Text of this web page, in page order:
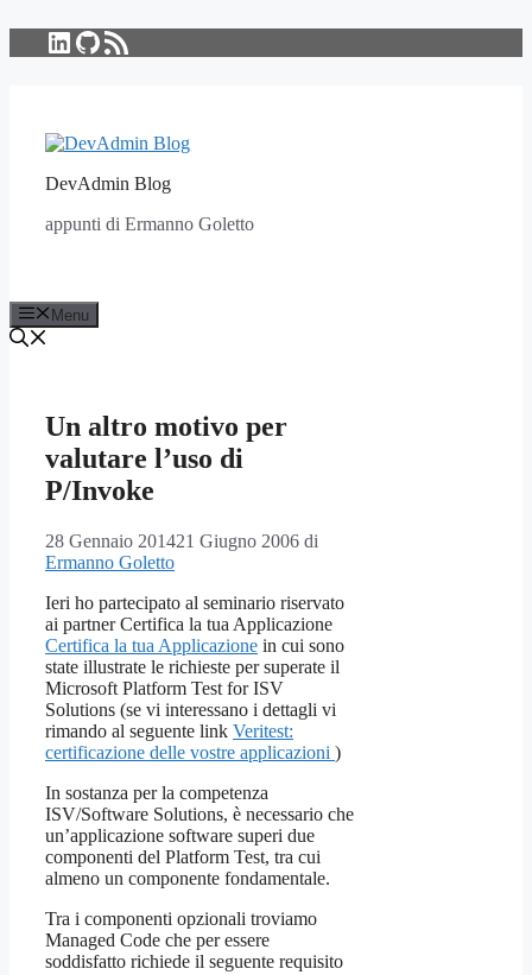
al
LinkedIn
GitHub
Feed RSS
DevAdmin Blog
appunti di Ermanno Goletto
Menu
Un altro motivo per
valutare l’uso di
P/Invoke
28 Gennaio 201421 Giugno 2006 di
Ermanno Goletto
Ieri ho partecipato al seminario riservato
ai partner Certifica la tua Applicazione
Certifica la tua Applicazione in cui sono
state illustrate le richieste per superate il
Microsoft Platform Test for ISV
Solutions (se vi interessano i dettagli vi
rimando al seguente link Veritest:
certificazione delle vostre applicazioni )
In sostanza per la competenza
ISV/Software Solutions, è necessario che
un’applicazione software superi due
componenti del Platform Test, tra cui
almeno un componente fondamentale.
Tra i componenti opzionali troviamo
Managed Code che per essere
soddisfatto richiede il seguente requisito